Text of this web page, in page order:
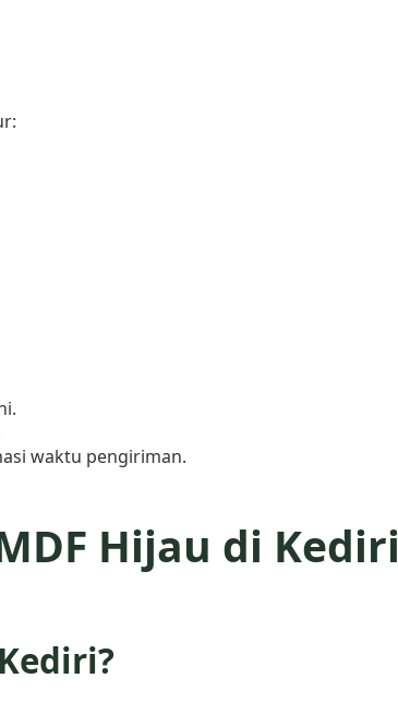
waktu pengiriman.
Hijau di Kediri